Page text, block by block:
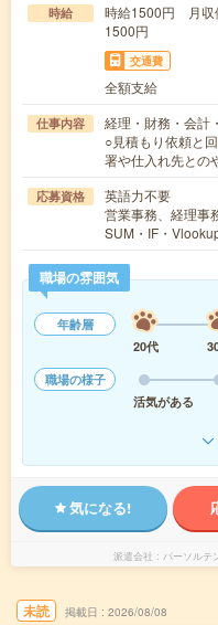
時給
時給1500円 月収
1500円
交通費
全額支給
仕事内容
経理・財務・会計
○見積もり依頼と
署や仕入れ先との
応募資格
英語力不要
営業事務、経理事
SUM・IF・
職場の雰囲気
年齢層
20代
職場の様子
活気がある
気になる!
派遣会社 パーソルテ
未読 掲載日 2026/08/08